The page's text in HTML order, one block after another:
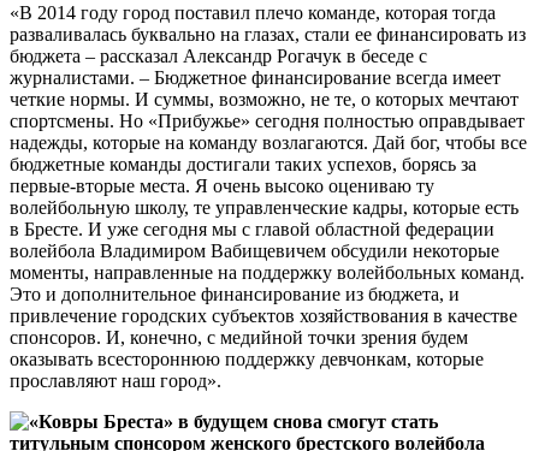
«В 2014 году город поставил плечо команде, которая тогда
разваливалась буквально на глазах, стали ее финансировать из
бюджета – рассказал Александр Рогачук в беседе с
журналистами. – Бюджетное финансирование всегда имеет
четкие нормы. И суммы, возможно, не те, о которых мечтают
спортсмены. Но «Прибужье» сегодня полностью оправдывает
надежды, которые на команду возлагаются. Дай бог, чтобы все
бюджетные команды достигали таких успехов, борясь за
первые-вторые места. Я очень высоко оцениваю ту
волейбольную школу, те управленческие кадры, которые есть
в Бресте. И уже сегодня мы с главой областной федерации
волейбола Владимиром Вабищевичем обсудили некоторые
моменты, направленные на поддержку волейбольных команд.
Это и дополнительное финансирование из бюджета, и
привлечение городских субъектов хозяйствования в качестве
спонсоров. И, конечно, с медийной точки зрения будем
оказывать всестороннюю поддержку девчонкам, которые
прославляют наш город».